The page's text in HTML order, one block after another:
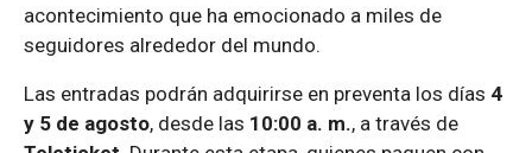
acontecimiento que ha emocionado a miles de
seguidores alrededor del mundo.
Las entradas podrán adquirirse en preventa los días 4
y 5 de agosto, desde las 10:00 a. m., a través de